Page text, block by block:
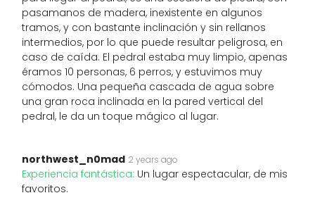
pasamanos de madera, inexistente en algunos
tramos, y con bastante inclinación y sin rellanos
intermedios, por lo que puede resultar peligrosa, en
caso de caída. El pedral estaba muy limpio, apenas
éramos 10 personas, 6 perros, y estuvimos muy
cómodos. Una pequeña cascada de agua sobre
una gran roca inclinada en la pared vertical del
pedral, le da un toque mágico al lugar.
northwest_n0mad 2 years ago
Experiencia fantástica: Un lugar espectacular, de mis
favoritos.